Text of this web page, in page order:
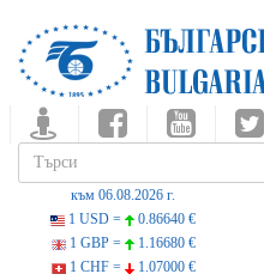
към 06.08.2026 г.
1 USD =
0.86640 €
1 GBP =
1.16680 €
1 CHF =
1.07000 €